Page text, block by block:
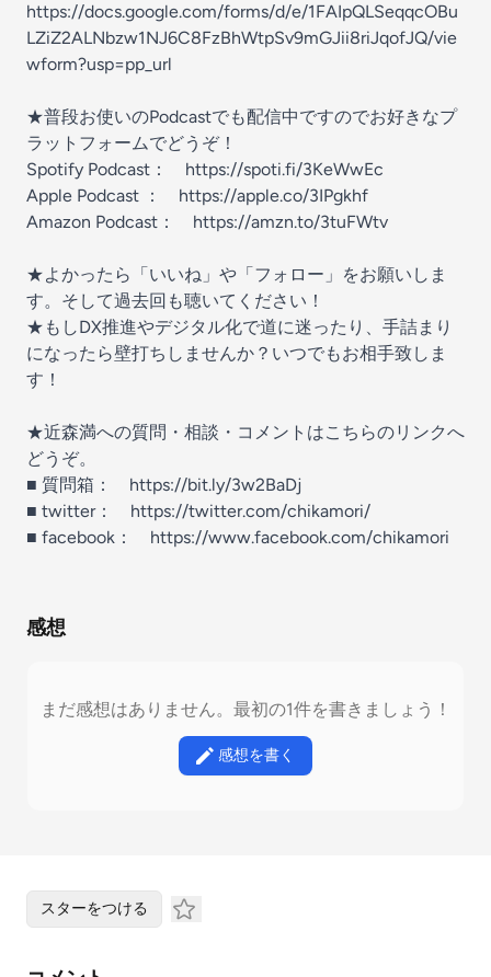
https://docs.google.com/forms/d/e/1FAIpQLSeqqcOBu
LZiZ2ALNbzw1NJ6C8FzBhWtpSv9mGJii8riJqofJQ/vie
wform?usp=pp_url
★普段お使いのPodcastでも配信中ですのでお好きなプ
ラットフォームでどうぞ！
Spotify Podcast： https://spoti.fi/3KeWwEc
Apple Podcast ： https://apple.co/3IPgkhf
Amazon Podcast： https://amzn.to/3tuFWtv
★よかったら「いいね」や「フォロー」をお願いしま
す。そして過去回も聴いてください！
★もしDX推進やデジタル化で道に迷ったり、手詰まり
になったら壁打ちしませんか？いつでもお相手致しま
す！
★近森満への質問・相談・コメントはこちらのリンクへ
どうぞ。
■ 質問箱： https://bit.ly/3w2BaDj
■ twitter： https://twitter.com/chikamori/
■ facebook： https://www.facebook.com/chikamori
感想
まだ感想はありません。最初の1件を書きましょう！
感想を書く
スターをつける